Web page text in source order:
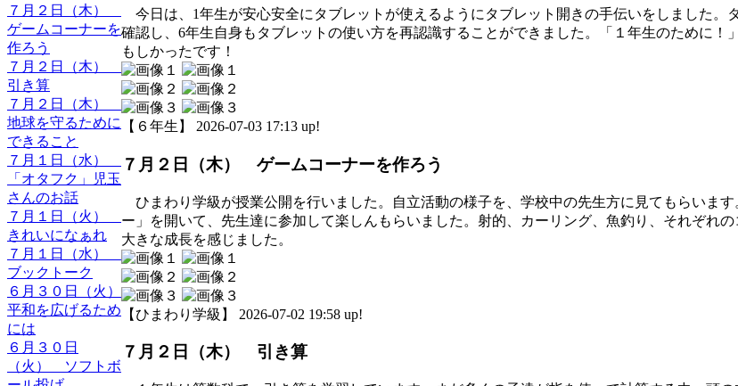
７月２日（木）
ゲームコーナーを
作ろう
７月２日（木）
引き算
７月２日（木）
地球を守るために
できること
７月１日（水）
「オタフク」児玉
さんのお話
７月１日（火）
きれいになぁれ
７月１日（水）
ブックトーク
６月３０日（火）
平和を広げるため
には
６月３０日
（火） ソフトボ
今日は、1年生が安心安全にタブレットが使えるようにタブレット開きの手伝いをしました。
確認し、6年生自身もタブレットの使い方を再認識することができました。「１年生のために！
もしかったです！
【６年生】 2026-07-03 17:13 up!
７月２日（木） ゲームコーナーを作ろう
ひまわり学級が授業公開を行いました。自立活動の様子を、学校中の先生方に見てもらいま
ー」を開いて、先生達に参加して楽しんもらいました。射的、カーリング、魚釣り、それぞれ
大きな成長を感じました。
【ひまわり学級】 2026-07-02 19:58 up!
７月２日（木） 引き算